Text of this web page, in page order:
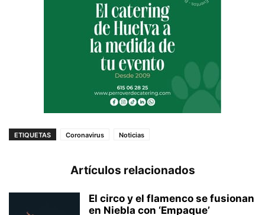
ETIQUETAS Coronavirus Noticias
Artículos relacionados
El circo y el flamenco se fusionan
en Niebla con ‘Empaque’